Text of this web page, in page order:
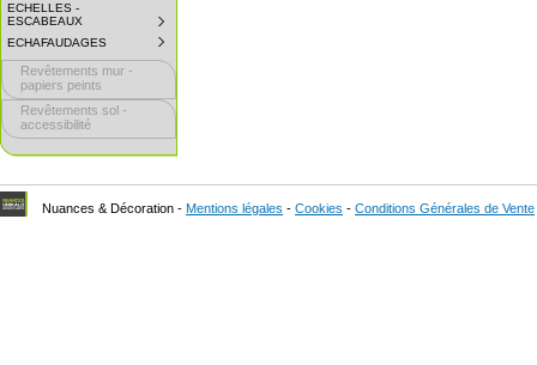
ECHELLES -
ESCABEAUX
COLLAPSED.
CLICK
TO
EXPAND
ECHAFAUDAGES
COLLAPSED.
CLICK
EXPAND
SUBMENU.
Revêtements mur -
papiers peints
Revêtements sol -
accessibilité
Nuances & Décoration - Mentions légales - Cookies - Conditions Générales de Vente